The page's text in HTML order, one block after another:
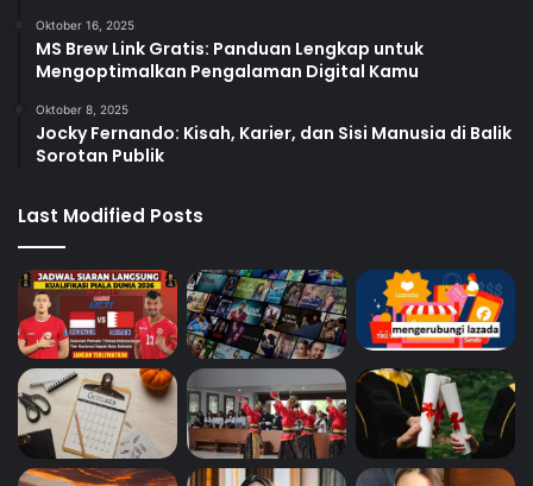
Oktober 16, 2025
MS Brew Link Gratis: Panduan Lengkap untuk
Mengoptimalkan Pengalaman Digital Kamu
Oktober 8, 2025
Jocky Fernando: Kisah, Karier, dan Sisi Manusia di Balik
Sorotan Publik
Last Modified Posts